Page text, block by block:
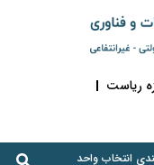
ریاست
انتخاب واحد